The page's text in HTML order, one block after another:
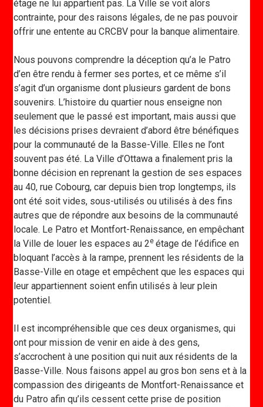
étage ne lui appartient pas. La Ville se voit alors
contrainte, pour des raisons légales, de ne pas pouvoir
offrir une entente au CRCBV pour la banque alimentaire.
Nous pouvons comprendre la déception qu’a le Patro
d’en être rendu à fermer ses portes, et ce même s’il
s’agit d’un organisme dont plusieurs gardent de bons
souvenirs. L’histoire du quartier nous enseigne non
seulement que le passé est important, mais aussi que
les décisions prises devraient d’abord être bénéfiques
pour la communauté de la Basse-Ville. Elles ne l’ont
souvent pas été. La Ville d’Ottawa a finalement pris la
bonne décision en reprenant la gestion de ses espaces
au 40, rue Cobourg, car depuis bien trop longtemps, ils
ont été soit vides, sous-utilisés ou utilisés à des fins
autres que de répondre aux besoins de la communauté
locale. Le Patro et Montfort-Renaissance, en empêchant
la Ville de louer les espaces au 2e étage de l’édifice en
bloquant l’accès à la rampe, prennent les résidents de la
Basse-Ville en otage et empêchent que les espaces qui
leur appartiennent soient enfin utilisés à leur plein
potentiel.
Il est incompréhensible que ces deux organismes, qui
ont pour mission de venir en aide à des gens,
s’accrochent à une position qui nuit aux résidents de la
Basse-Ville. Nous faisons appel au gros bon sens et à la
compassion des dirigeants de Montfort-Renaissance et
du Patro afin qu’ils cessent cette prise de position